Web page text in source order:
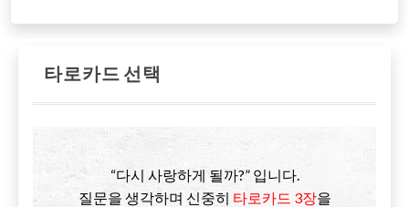
타로카드 선택
“다시 사랑하게 될까?” 입니다.
질문을 생각하며 신중히 타로카드 3장을